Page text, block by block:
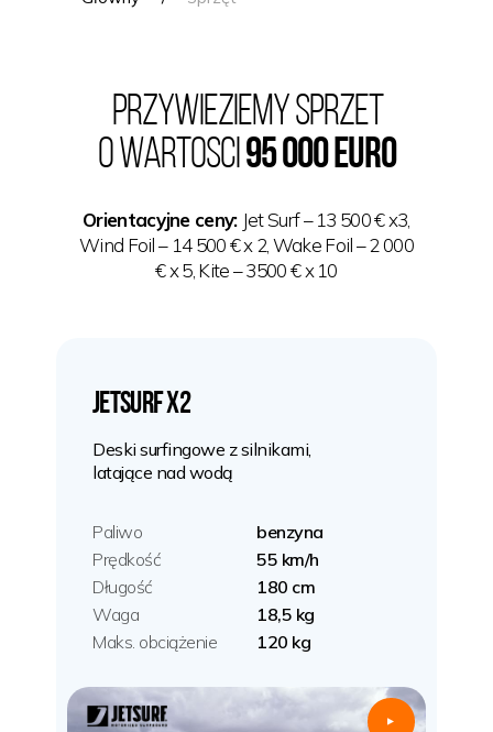
Przywieziemy sprzEt
o wartoSci95 000 euro
JetSurf х2
Deski surfingowe z silnikami,
latające nad wodą
Paliwo
benzyna
Prędkość
55 km/h
Długość
180 cm
Waga
18,5 kg
Maks. obciążenie
120 kg
▲
Orientacyjne ceny: Jet Surf – 13 500 € x3,
Wind Foil – 14 500 € x 2, Wake Foil – 2 000
€ x 5, Kite – 3500 € x 10